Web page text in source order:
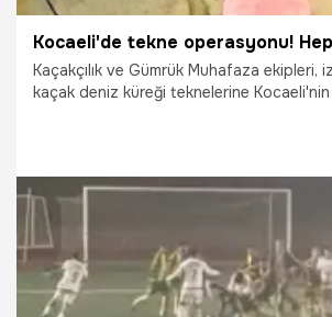
Kaçakçılık ve Gümrük Muhafaza ekipleri,
kaçak deniz küreği teknelerine Kocaeli'nin
6.01.2026 Kocaeli